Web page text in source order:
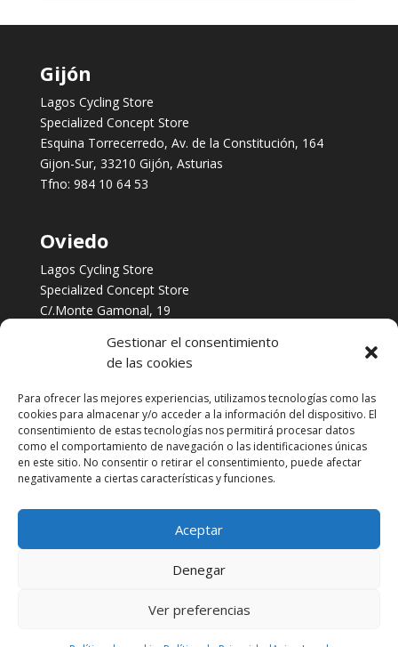
Gestionar el consentimiento
de las cookies
Para ofrecer las mejores experiencias, utilizamos tecnologías como las
cookies para almacenar y/o acceder a la información del dispositivo. El
consentimiento de estas tecnologías nos permitirá procesar datos
como el comportamiento de navegación o las identificaciones únicas
en este sitio. No consentir o retirar el consentimiento, puede afectar
negativamente a ciertas características y funciones.
Aceptar
Denegar
Ver preferencias
Gijón
Lagos Cycling Store
Specialized Concept Store
Esquina Torrecerredo, Av. de la Constitución, 164
Gijon-Sur, 33210 Gijón, Asturias
Tfno: 984 10 64 53
Oviedo
Lagos Cycling Store
Specialized Concept Store
C/.Monte Gamonal, 19
984 253 422
Servicios
Taller multimarca
Financia tus Compras con Cetelem
Biomecánica
© Lagos Cycling Store SL |Aviso Legal